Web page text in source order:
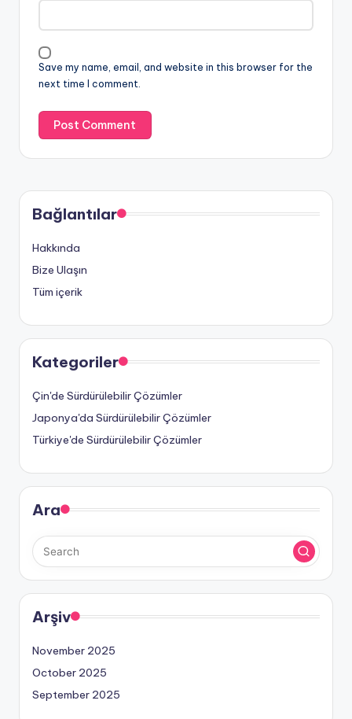
Save my name, email, and website in this browser for the
next time I comment.
Bağlantılar
Hakkında
Bize Ulaşın
Tüm içerik
Kategoriler
Çin'de Sürdürülebilir Çözümler
Japonya'da Sürdürülebilir Çözümler
Türkiye'de Sürdürülebilir Çözümler
Ara
Arşiv
November 2025
October 2025
September 2025